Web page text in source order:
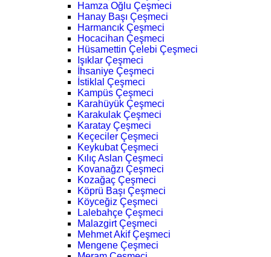
Hamza Oğlu Çeşmeci
Hanay Başı Çeşmeci
Harmancık Çeşmeci
Hocacihan Çeşmeci
Hüsamettin Çelebi Çeşmeci
Işıklar Çeşmeci
İhsaniye Çeşmeci
İstiklal Çeşmeci
Kampüs Çeşmeci
Karahüyük Çeşmeci
Karakulak Çeşmeci
Karatay Çeşmeci
Keçeciler Çeşmeci
Keykubat Çeşmeci
Kılıç Aslan Çeşmeci
Kovanağzı Çeşmeci
Kozağaç Çeşmeci
Köprü Başı Çeşmeci
Köyceğiz Çeşmeci
Lalebahçe Çeşmeci
Malazgirt Çeşmeci
Mehmet Akif Çeşmeci
Mengene Çeşmeci